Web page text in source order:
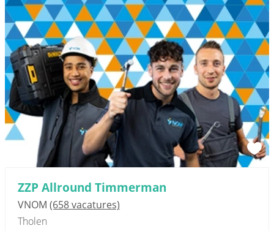
ZZP Allround Timmerman
VNOM (658 vacatures)
Tholen